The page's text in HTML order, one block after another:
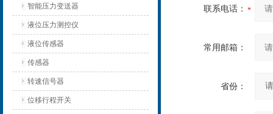
智能压力变送器
液位压力测控仪
液位传感器
传感器
转速信号器
位移行程开关
联系电话：
常用邮箱：
省份：